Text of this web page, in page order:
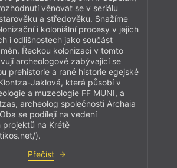
věnovat se v seriálu
a středověku. Snažíme
i koloniální procesy v jejich
i odlišnostech jako součást
Řeckou kolonizaci v tomto
archeologové zabývající se
prehistorie a rané historie egejské
Jaklová, která působí v
a muzeologie FF MUNI, a
archeolog společnosti Archaia
se podílejí na vedení
na Krétě
).
Přečíst